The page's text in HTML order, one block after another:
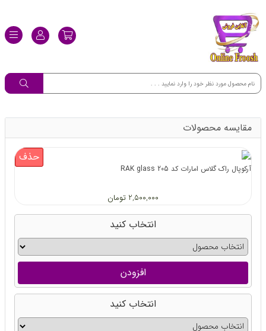
مقایسه محصولات
حذف
آرکوپال راک گلاس امارات کد 205 RAK glass
2,500,000 تومان
انتخاب کنید
افزودن
انتخاب کنید